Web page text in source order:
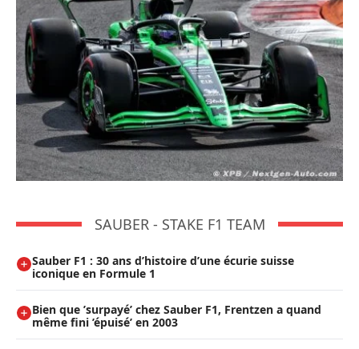
SAUBER - STAKE F1 TEAM
Sauber F1 : 30 ans d’histoire d’une écurie suisse
iconique en Formule 1
Bien que ’surpayé’ chez Sauber F1, Frentzen a quand
même fini ’épuisé’ en 2003